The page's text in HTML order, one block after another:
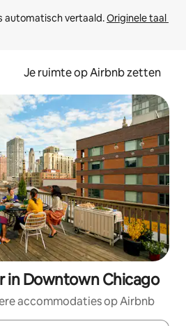
automatisch vertaald. Originele taal
Je ruimte op Airbnb zetten
in Downtown Chicago
accommodaties op Airbnb